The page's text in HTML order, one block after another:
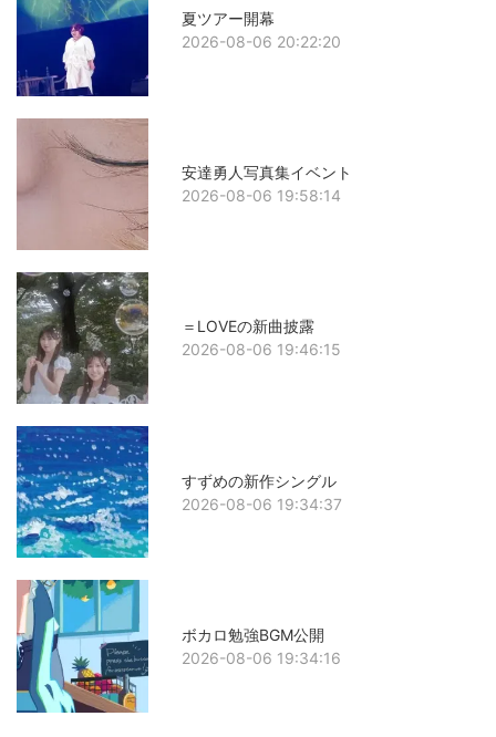
夏ツアー開幕
2026-08-06 20:22:20
安達勇人写真集イベント
2026-08-06 19:58:14
＝LOVEの新曲披露
2026-08-06 19:46:15
すずめの新作シングル
2026-08-06 19:34:37
ボカロ勉強BGM公開
2026-08-06 19:34:16